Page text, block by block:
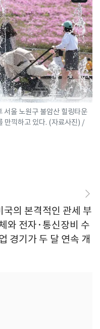
서울 노원구 불암산 힐링타운
만끽하고 있다. (자료사진) /
의 본격적인 관세 부
와 전자·통신장비 수
경기가 두 달 연속 개